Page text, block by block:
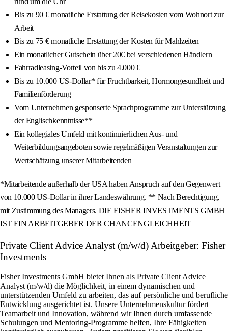
Bis zu 90 € monatliche Erstattung der Reisekosten vom Wohnort zur
Arbeit
Bis zu 75 € monatliche Erstattung der Kosten für Mahlzeiten
Ein monatlicher Gutschein über 20€ bei verschiedenen Händlern
Fahrradleasing-Vorteil von bis zu 4.000 €
Bis zu 10.000 US-Dollar* für Fruchtbarkeit, Hormongesundheit und
Familienförderung
Vom Unternehmen gesponserte Sprachprogramme zur Unterstützung
der Englischkenntnisse**
Ein kollegiales Umfeld mit kontinuierlichen Aus- und
Weiterbildungsangeboten sowie regelmäßigen Veranstaltungen zur
Wertschätzung unserer Mitarbeitenden
*Mitarbeitende außerhalb der USA haben Anspruch auf den Gegenwert
von 10.000 US-Dollar in ihrer Landeswährung. ** Nach Berechtigung,
mit Zustimmung des Managers. DIE FISHER INVESTMENTS GMBH
IST EIN ARBEITGEBER DER CHANCENGLEICHHEIT
Private Client Advice Analyst (m/w/d) Arbeitgeber: Fisher
Investments
Fisher Investments GmbH bietet Ihnen als Private Client Advice
Analyst (m/w/d) die Möglichkeit, in einem dynamischen und
unterstützenden Umfeld zu arbeiten, das auf persönliche und berufliche
Entwicklung ausgerichtet ist. Unsere Unternehmenskultur fördert
Teamarbeit und Innovation, während wir Ihnen durch umfassende
Schulungen und Mentoring-Programme helfen, Ihre Fähigkeiten